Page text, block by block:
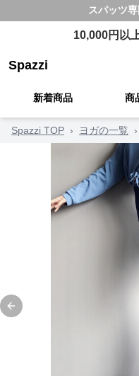
スパッツ
10,000円以
Spazzi
新着商品 商
Spazzi TOP › ヨガの一覧 ›
Previous slide